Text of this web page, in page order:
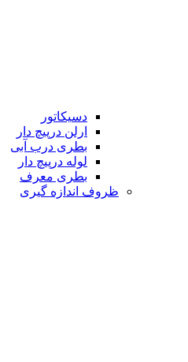
دسیکاتور
ارلن درپیچ دار
بطری درب آبی
لوله درپیچ دار
بطری معرف
ظروف اندازه گیری